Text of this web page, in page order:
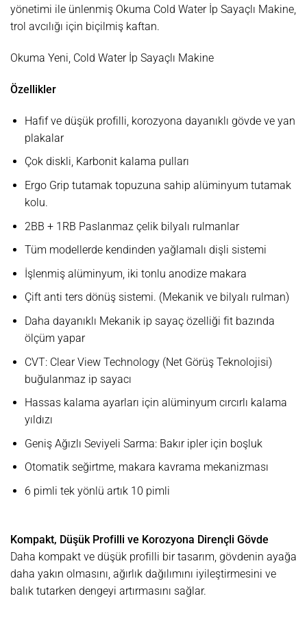
yönetimi ile ünlenmiş Okuma Cold Water İp Sayaçlı Makine,
trol avcılığı için biçilmiş kaftan.
Okuma Yeni, Cold Water İp Sayaçlı Makine
Özellikler
Hafif ve düşük profilli, korozyona dayanıklı gövde ve yan
plakalar
Çok diskli, Karbonit kalama pulları
Ergo Grip tutamak topuzuna sahip alüminyum tutamak
kolu.
2BB + 1RB Paslanmaz çelik bilyalı rulmanlar
Tüm modellerde kendinden yağlamalı dişli sistemi
İşlenmiş alüminyum, iki tonlu anodize makara
Çift anti ters dönüş sistemi. (Mekanik ve bilyalı rulman)
Daha dayanıklı Mekanik ip sayaç özelliği fit bazında
ölçüm yapar
CVT: Clear View Technology (Net Görüş Teknolojisi)
buğulanmaz ip sayacı
Hassas kalama ayarları için alüminyum cırcırlı kalama
yıldızı
Geniş Ağızlı Seviyeli Sarma: Bakır ipler için boşluk
Otomatik seğirtme, makara kavrama mekanizması
6 pimli tek yönlü artık 10 pimli
Kompakt, Düşük Profilli ve Korozyona Dirençli Gövde
Daha kompakt ve düşük profilli bir tasarım, gövdenin ayağa
daha yakın olmasını, ağırlık dağılımını iyileştirmesini ve
balık tutarken dengeyi artırmasını sağlar.